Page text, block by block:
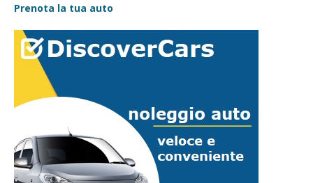
Prenota la tua auto